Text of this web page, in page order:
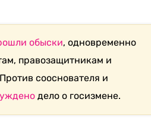
обыски, одновременно
правозащитникам и
сооснователя и
дело о госизмене.